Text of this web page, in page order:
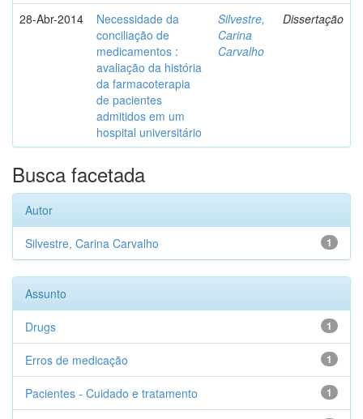
28-Abr-2014
Necessidade da
conciliação de
medicamentos :
avaliação da história
da farmacoterapia
de pacientes
admitidos em um
hospital universitário
Silvestre,
Carina
Carvalho
Dissertação
Busca facetada
Autor
1
Silvestre, Carina Carvalho
Assunto
1
Drugs
1
Erros de medicação
1
Pacientes - Cuidado e tratamento